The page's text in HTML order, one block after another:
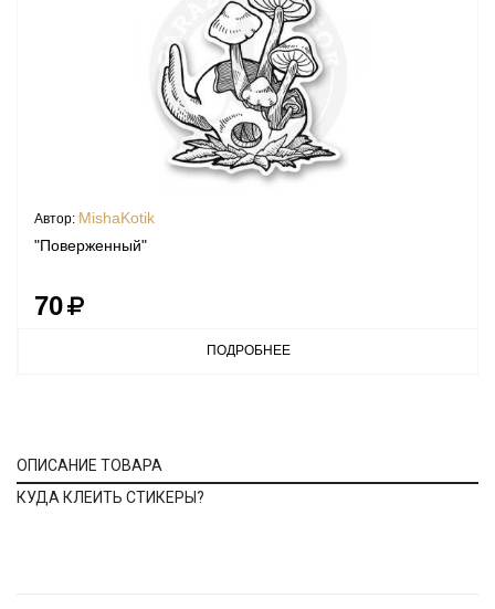
Автор: MishaKotik
"Поверженный"
70
ПОДРОБНЕЕ
ОПИСАНИЕ ТОВАРА
КУДА КЛЕИТЬ СТИКЕРЫ?